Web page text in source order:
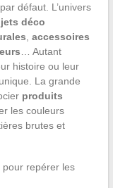
défaut. L’univers
déco
accessoires
… Autant
histoire ou leur
La grande
produits
les couleurs
brutes et
pour repérer les